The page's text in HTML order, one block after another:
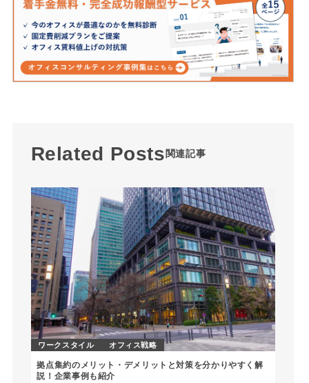
Related Posts 関連記事
ワークスタイル オフィス戦略
拠点集約のメリット・デメリットと対策を分かりやすく解
説！企業事例も紹介